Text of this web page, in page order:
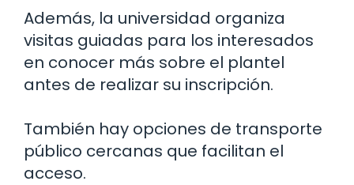
Además, la universidad organiza
visitas guiadas para los interesados
en conocer más sobre el plantel
antes de realizar su inscripción.
También hay opciones de transporte
público cercanas que facilitan el
acceso.